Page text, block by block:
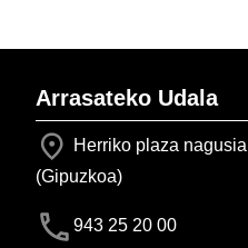
Arrasateko Udala
Herriko plaza
(Gipuzkoa)
943 25 20 00